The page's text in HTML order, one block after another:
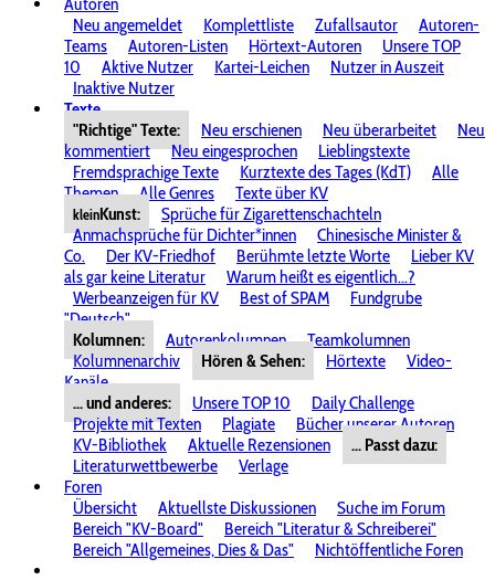
Neu angemeldet
Komplettliste Zufallsautor
Autoren-
Teams
Autoren-Listen Hörtext-Autoren
Unsere TOP
10
Aktive Nutzer Kartei-Leichen
Nutzer in Auszeit
Inaktive Nutzer
Texte
"Richtige" Texte:
Neu erschienen Neu überarbeitet
Neu
kommentiert
Neu eingesprochen
Lieblingstexte
Fremdsprachige Texte
Kurztexte des Tages (KdT)
Alle
Themen
Alle Genres Texte über KV
kleinKunst:
Sprüche für Zigarettenschachteln
Anmachsprüche für Dichter*innen
Chinesische Minister &
Co.
Der KV-Friedhof Berühmte letzte Worte
Lieber KV
als gar keine Literatur
Warum heißt es eigentlich...?
Werbeanzeigen für KV
Best of SPAM
Fundgrube
"Deutsch"
Kolumnen:
Autorenkolumnen
Teamkolumnen
Kolumnenarchiv
Hören & Sehen: Hörtexte
Video-
Kanäle
... und anderes:
Unsere TOP 10
Daily Challenge
Projekte mit Texten
Plagiate
Bücher unserer Autoren
KV-Bibliothek
Aktuelle Rezensionen
... Passt dazu:
Literaturwettbewerbe
Verlage
Foren
Übersicht
Aktuellste Diskussionen
Suche im Forum
Bereich "KV-Board"
Bereich "Literatur & Schreiberei"
Bereich "Allgemeines, Dies & Das"
Nichtöffentliche Foren